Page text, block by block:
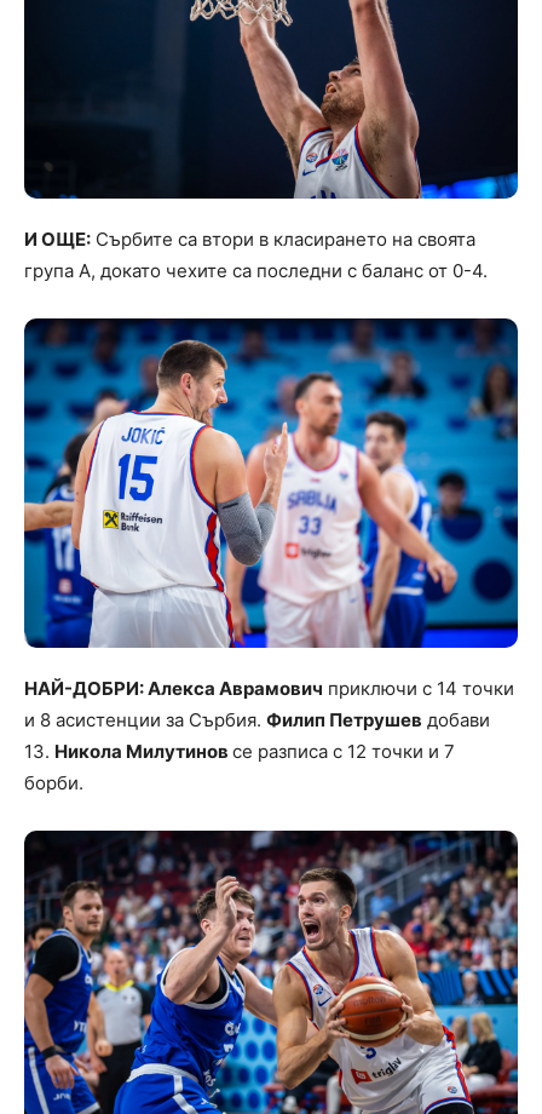
И ОЩЕ: Сърбите са втори в класирането на своята
група А, докато чехите са последни с баланс от 0-4.
НАЙ-ДОБРИ: Алекса Аврамович приключи с 14 точки
и 8 асистенции за Сърбия. Филип Петрушев добави
13. Никола Милутинов се разписа с 12 точки и 7
борби.